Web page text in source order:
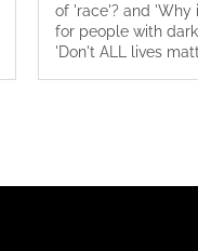
of 'race'? and 'Why
for people with
'Don't ALL lives